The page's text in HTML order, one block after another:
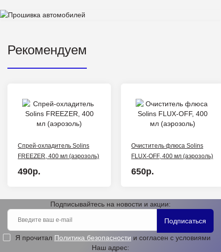
Рекомендуем
Спрей-охладитель Solins
FREEZER, 400 мл (аэрозоль)
490р.
Очиститель флюса Solins
FLUX-OFF, 400 мл (аэрозоль)
650р.
Подписывайтесь на новости и акции:
Подписаться
Я прочитал Политика безопасности и согласен с условиями
Наш адрес: